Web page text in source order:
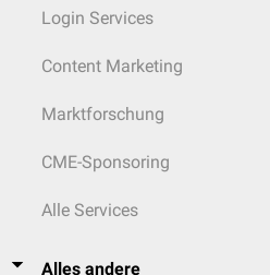
Login Services
Content Marketing
Marktforschung
CME-Sponsoring
Alle Services
Alles andere